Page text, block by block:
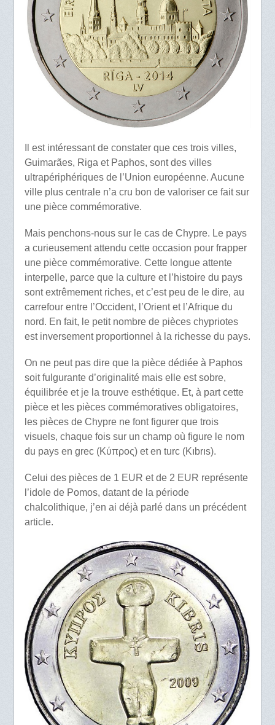
Il est intéressant de constater que ces trois villes,
Guimarães, Riga et Paphos, sont des villes
ultrapériphériques de l’Union européenne. Aucune
ville plus centrale n’a cru bon de valoriser ce fait sur
une pièce commémorative.
Mais penchons-nous sur le cas de Chypre. Le pays
a curieusement attendu cette occasion pour frapper
une pièce commémorative. Cette longue attente
interpelle, parce que la culture et l’histoire du pays
sont extrêmement riches, et c’est peu de le dire, au
carrefour entre l’Occident, l’Orient et l’Afrique du
nord. En fait, le petit nombre de pièces chypriotes
est inversement proportionnel à la richesse du pays.
On ne peut pas dire que la pièce dédiée à Paphos
soit fulgurante d’originalité mais elle est sobre,
équilibrée et je la trouve esthétique. Et, à part cette
pièce et les pièces commémoratives obligatoires,
les pièces de Chypre ne font figurer que trois
visuels, chaque fois sur un champ où figure le nom
du pays en grec (Κύπρος) et en turc (Kıbrıs).
Celui des pièces de 1 EUR et de 2 EUR représente
l’idole de Pomos, datant de la période
chalcolithique, j’en ai déjà parlé dans un précédent
article.